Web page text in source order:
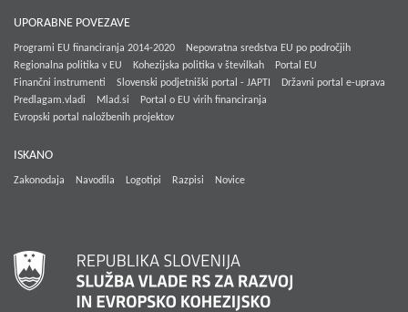
UPORABNE POVEZAVE
Programi EU financiranja 2014-2020
Nepovratna sredstva EU po področjih
Regionalna politika v EU
Kohezijska politika v številkah
Portal EU
Finančni instrumenti
Slovenski podjetniški portal - JAPTI
Državni portal e-uprava
Predlagam.vladi
Mlad.si
Portal o EU virih financiranja
Evropski portal naložbenih projektov
ISKANO
Zakonodaja Navodila Logotipi Razpisi Novice